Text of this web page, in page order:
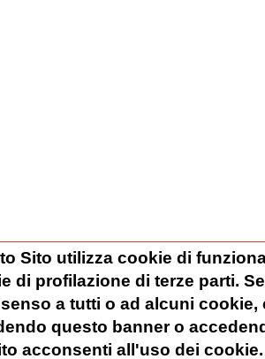
Sito utilizza cookie di
di profilazione di terze parti.
a tutti o ad alcuni
questo banner o
acconsenti all'uso dei cookie.